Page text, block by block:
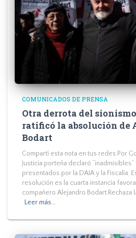
COMUNICADOS DE PRENSA
Otra derrota del
ratificó la absolución de
Bodart
Compartí esta nota en tus redes:Por
Justicia porteña declaró
presentados por la DAIA y la Fiscalía.
resolución es la cuarta instancia
compañero Alejandro Bodart.Rechaza
Leer más…